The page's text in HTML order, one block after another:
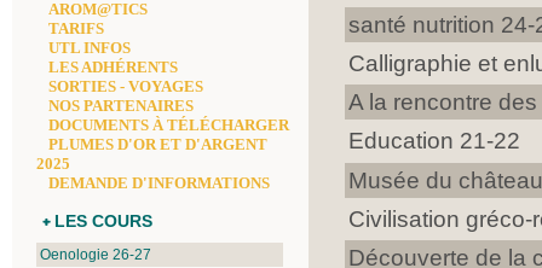
AROM@TICS
TARIFS
UTL INFOS
LES ADHÉRENTS
SORTIES - VOYAGES
NOS PARTENAIRES
DOCUMENTS À TÉLÉCHARGER
PLUMES D'OR ET D'ARGENT
2025
DEMANDE D'INFORMATIONS
LES COURS
Oenologie 26-27
santé nutrition 24-
Calligraphie et
A la rencontre
Education 21-22
Musée du
Civilisation gréco-
Découverte de la